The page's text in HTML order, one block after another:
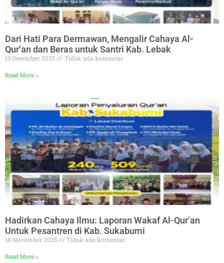
Dari Hati Para Dermawan, Mengalir Cahaya Al-
Qur’an dan Beras untuk Santri Kab. Lebak
13 Desember 2025 Tidak ada komentar
Read More »
Hadirkan Cahaya Ilmu: Laporan Wakaf Al-Qur’an
Untuk Pesantren di Kab. Sukabumi
18 November 2025 Tidak ada komentar
Read More »